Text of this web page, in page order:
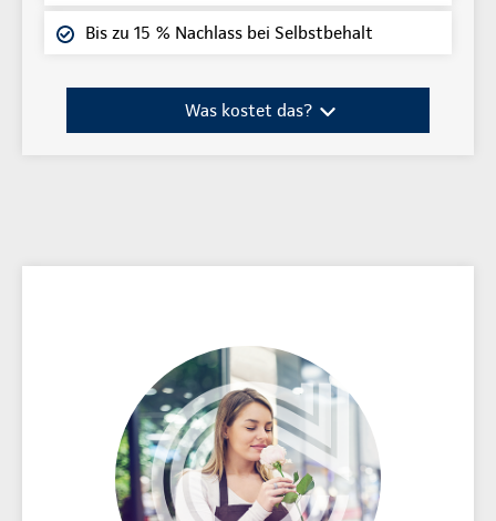
Bis zu 15 % Nachlass bei Selbstbehalt
Was kostet das?